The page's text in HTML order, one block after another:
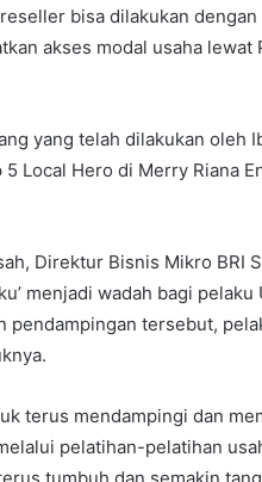
bisa dilakukan
akses modal usaha
yang telah dilakukan oleh
Local Hero di Merry Riana
Direktur Bisnis Mikro BRI
menjadi wadah bagi
pendampingan tersebut,
terus mendampingi dan
pelatihan-pelatihan